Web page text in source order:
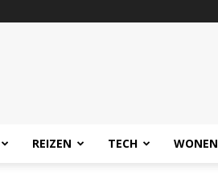
REIZEN TECH WONEN